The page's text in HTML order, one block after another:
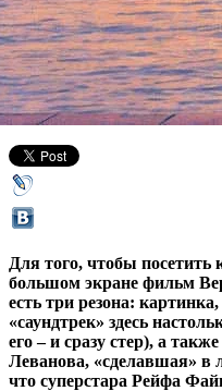
людей:
Глаголевой
22 января 2015,01:19
Для того, чтобы посетить
большом экране фильм
есть три резона:
«саундтрек» здесь
его – и сразу стер), а
Леванова, «сделавшая» в
что суперстара Рейфа